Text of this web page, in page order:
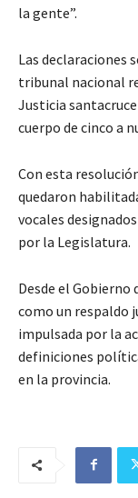
la gente”.
Las declaraciones
tribunal nacional
Justicia
cuerpo de cinco a
Con esta
quedaron
vocales
por la Legislatura.
Desde el
como un respaldo
impulsada por la
definiciones
en la provincia.